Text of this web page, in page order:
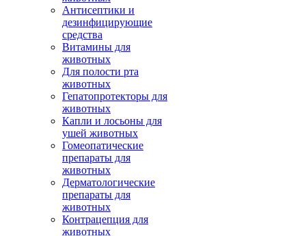
Антисептики и
дезинфицирующие
средства
Витамины для
животных
Для полости рта
животных
Гепатопротекторы для
животных
Капли и лосьоны для
ушей животных
Гомеопатические
препараты для
животных
Дерматологические
препараты для
животных
Контрацепция для
животных